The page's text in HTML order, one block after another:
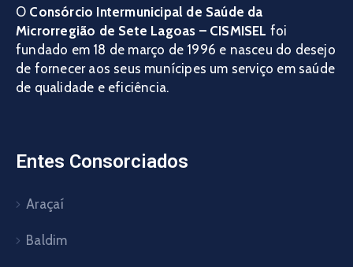
O Consórcio Intermunicipal de Saúde da
Microrregião de Sete Lagoas – CISMISEL foi
fundado em 18 de março de 1996 e nasceu do desejo
de fornecer aos seus munícipes um serviço em saúde
de qualidade e eficiência.
Entes Consorciados
Araçaí
Baldim